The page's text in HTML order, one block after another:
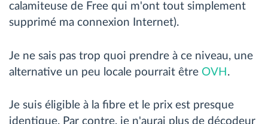
calamiteuse de Free qui m'ont tout simplement
supprimé ma connexion Internet).
Je ne sais pas trop quoi prendre à ce niveau, une
alternative un peu locale pourrait être OVH .
Je suis éligible à la fibre et le prix est presque
identique. Par contre, je n'aurai plus de décodeur